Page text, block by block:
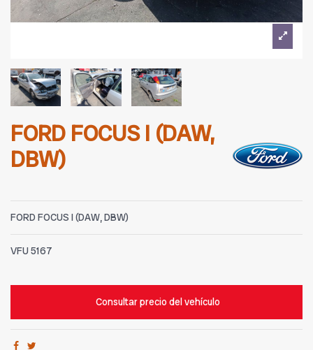
FORD FOCUS I (DAW,
DBW)
FORD FOCUS I (DAW, DBW)
VFU 5167
Consultar precio del vehículo